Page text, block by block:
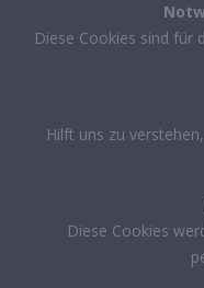
Diese Cookies sind für
Hilft uns zu
Diese Cookies